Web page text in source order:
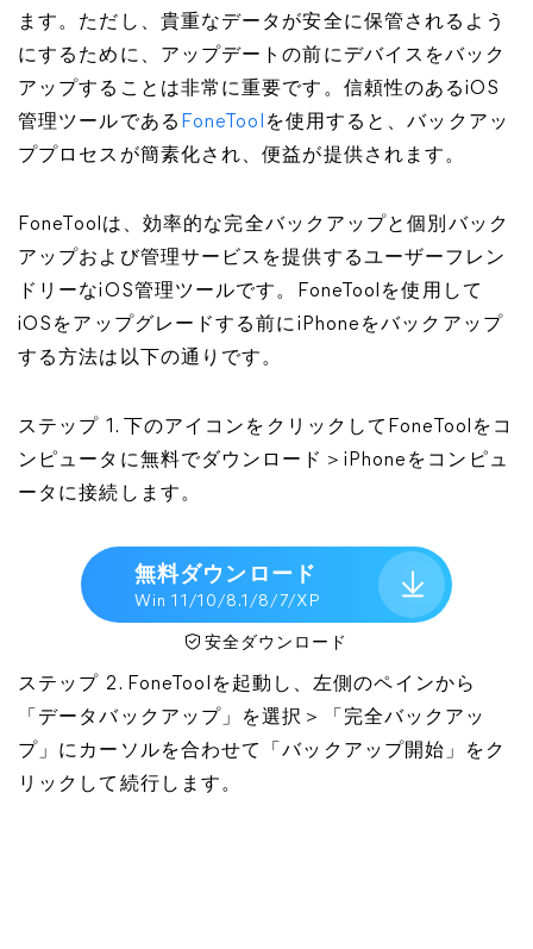
ます。ただし、貴重なデータが安全に保管されるよう
にするために、アップデートの前にデバイスをバック
アップすることは非常に重要です。信頼性のあるiOS
管理ツールである FoneTool を使用すると、バックアッ
ププロセスが簡素化され、便益が提供されます。
FoneToolは、効率的な完全バックアップと個別バック
アップおよび管理サービスを提供するユーザーフレン
ドリーなiOS管理ツールです。FoneToolを使用して
iOSをアップグレードする前にiPhoneをバックアップ
する方法は以下の通りです。
ステップ 1. 下のアイコンをクリックしてFoneToolをコ
ンピュータに無料でダウンロード＞iPhoneをコンピュ
ータに接続します。
無料ダウンロード
Win 11/10/8.1/8/7/XP
安全ダウンロード
ステップ 2. FoneToolを起動し、左側のペインから
「データバックアップ」を選択＞「完全バックアッ
プ」にカーソルを合わせて「バックアップ開始」をク
リックして続行します。